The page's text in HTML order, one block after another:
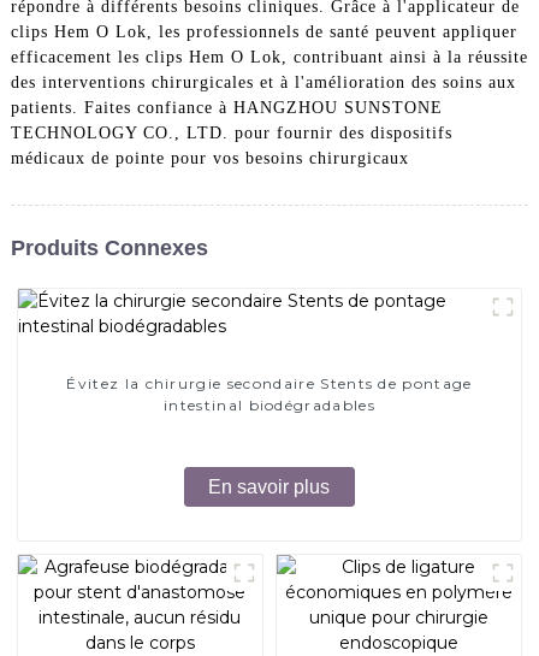
répondre à différents besoins cliniques. Grâce à l'applicateur de
clips Hem O Lok, les professionnels de santé peuvent appliquer
efficacement les clips Hem O Lok, contribuant ainsi à la réussite
des interventions chirurgicales et à l'amélioration des soins aux
patients. Faites confiance à HANGZHOU SUNSTONE
TECHNOLOGY CO., LTD. pour fournir des dispositifs
médicaux de pointe pour vos besoins chirurgicaux
Produits Connexes
Évitez la chirurgie secondaire Stents de pontage
intestinal biodégradables
En savoir plus